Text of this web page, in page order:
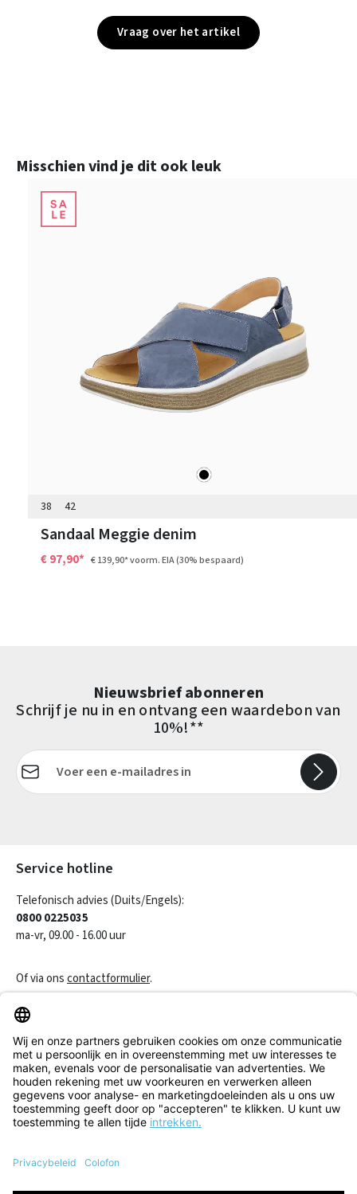
Vraag over het artikel
Productgalerij overslaan
Misschien vind je dit ook leuk
zwart
38 42
Sandaal Meggie denim
€ 97,90* € 139,90*voorm. EIA(30% bespaard)
Nieuwsbrief abonneren
Schrijf je nu in en ontvang een waardebon van
10%!**
E-mailadres*
Service hotline
Telefonisch advies (Duits/Engels):
0800 0225035
ma-vr, 09.00 - 16.00 uur
Of via onscontactformulier.
Klantenservice
Informatie